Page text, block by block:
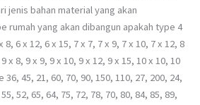
jenis bahan material yang akan
rumah yang akan dibangun apakah type 4
8, 6 x 12, 6 x 15, 7 x 7, 7 x 9, 7 x 10, 7 x 12, 8
x 8, 9 x 9, 9 x 10, 9 x 12, 9 x 15, 10 x 10, 10
36, 45, 21, 60, 70, 90, 150, 110, 27, 200, 24,
52, 65, 64, 75, 72, 78, 70, 80, 84, 85, 89,